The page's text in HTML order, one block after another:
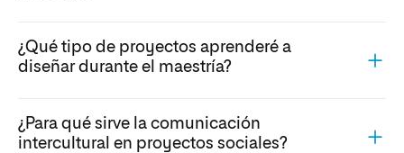
¿Qué tipo de proyectos aprenderé a
diseñar durante el maestría?
¿Para qué sirve la comunicación
intercultural en proyectos sociales?